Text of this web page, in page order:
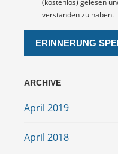
(kostenlos) gelesen
verstanden zu haben.
ARCHIVE
April 2019
April 2018